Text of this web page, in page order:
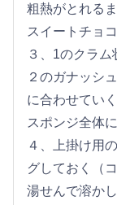
粗熱がとれる
スイートチョ
３、1のクラム
２のガナッシ
に合わせていく
スポンジ全体
４、上掛け用
グしておく（
湯せんで溶か